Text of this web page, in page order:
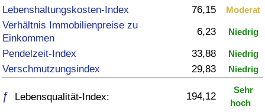
Lebenshaltungskosten-Index 76,15 Moderat
Verhältnis Immobilienpreise zu
Einkommen
6,23 Niedrig
Pendelzeit-Index 33,88 Niedrig
Verschmutzungsindex 29,83 Niedrig
ƒ Lebensqualität-Index: 194,12
Sehr
hoch
Gesundheitsversorgung
Gesundheitsversorgungs-Index (aktuell)
Gesundheitsversorgungs-Index